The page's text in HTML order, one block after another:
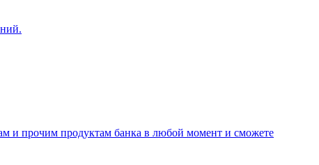
и прочим продуктам банка в любой момент и сможете